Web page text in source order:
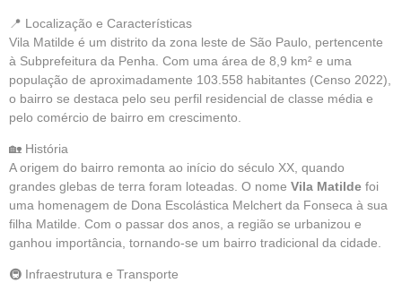
📍 Localização e Características
Vila Matilde é um distrito da zona leste de São Paulo, pertencente
à Subprefeitura da Penha. Com uma área de 8,9 km² e uma
população de aproximadamente 103.558 habitantes (Censo 2022),
o bairro se destaca pelo seu perfil residencial de classe média e
pelo comércio de bairro em crescimento.
🏡 História
A origem do bairro remonta ao início do século XX, quando
grandes glebas de terra foram loteadas. O nome Vila Matilde foi
uma homenagem de Dona Escolástica Melchert da Fonseca à sua
filha Matilde. Com o passar dos anos, a região se urbanizou e
ganhou importância, tornando-se um bairro tradicional da cidade.
🚇 Infraestrutura e Transporte